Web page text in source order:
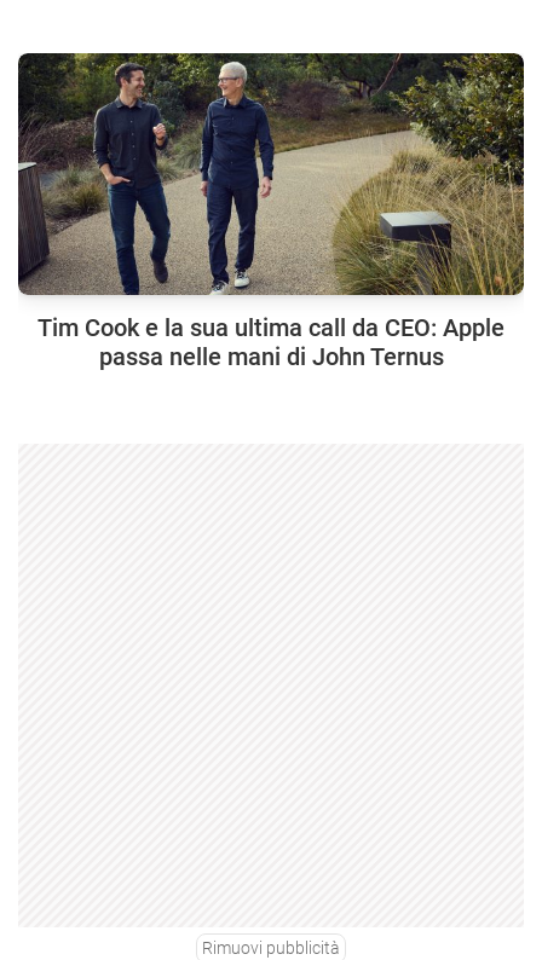
Tim Cook e la sua ultima call da CEO: Apple
passa nelle mani di John Ternus
Rimuovi pubblicità